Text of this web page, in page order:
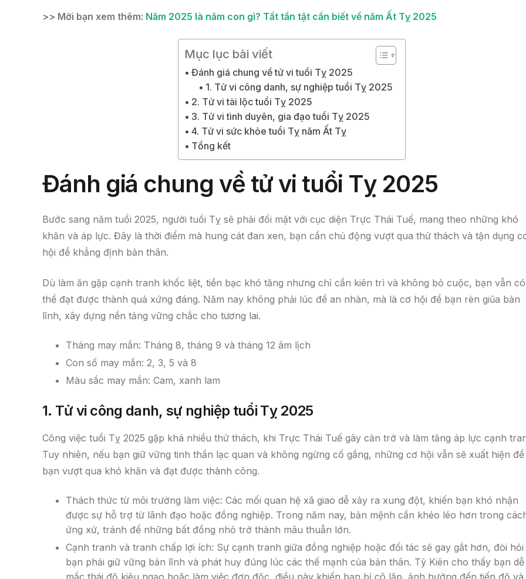
b
>> Mời bạn xem thêm: Năm 2025 là năm con gì? Tất tần tật cần biết về năm Ất Tỵ 2025
Mục lục bài viết
Đánh giá chung về tử vi tuổi Tỵ 2025
1. Tử vi công danh, sự nghiệp tuổi Tỵ 2025
2. Tử vi tài lộc tuổi Tỵ 2025
3. Tử vi tình duyên, gia đạo tuổi Tỵ 2025
4. Tử vi sức khỏe tuổi Tỵ năm Ất Tỵ
Tổng kết
Đánh giá chung về tử vi tuổi Tỵ 2025
Bước sang năm tuổi 2025, người tuổi Tỵ sẽ phải đối mặt với cục diện Trực Thái Tuế, mang theo những khó
khăn và áp lực. Đây là thời điểm mà hung cát đan xen, bạn cần chủ động vượt qua thử thách và tận dụng
hội để khẳng định bản thân.
Dù làm ăn gặp cạnh tranh khốc liệt, tiền bạc khó tăng nhưng chỉ cần kiên trì và không bỏ cuộc, bạn vẫn có
thể đạt được thành quả xứng đáng. Năm nay không phải lúc để an nhàn, mà là cơ hội để bạn rèn giũa bản
lĩnh, xây dựng nền tảng vững chắc cho tương lai.
Tháng may mắn: Tháng 8, tháng 9 và tháng 12 âm lịch
Con số may mắn: 2, 3, 5 và 8
Màu sắc may mắn: Cam, xanh lam
1. Tử vi công danh, sự nghiệp tuổi Tỵ 2025
Công việc tuổi Tỵ 2025 gặp khá nhiều thử thách, khi Trực Thái Tuế gây cản trở và làm tăng áp lực cạnh
Tuy nhiên, nếu bạn giữ vững tinh thần lạc quan và không ngừng cố gắng, những cơ hội vẫn sẽ xuất hiện để
bạn vượt qua khó khăn và đạt được thành công.
Thách thức từ môi trường làm việc: Các mối quan hệ xã giao dễ xảy ra xung đột, khiến bạn khó nhận
được sự hỗ trợ từ lãnh đạo hoặc đồng nghiệp. Trong năm nay, bản mệnh cần khéo léo hơn trong
ứng xử, tránh để những bất đồng nhỏ trở thành mâu thuẫn lớn.
Cạnh tranh và tranh chấp lợi ích: Sự cạnh tranh giữa đồng nghiệp hoặc đối tác sẽ gay gắt hơn, đòi hỏi
bạn phải giữ vững bản lĩnh và phát huy đúng lúc các thế mạnh của bản thân. Tỷ Kiên cho thấy bạn dễ
mắc thái độ kiêu ngạo hoặc làm việc đơn độc, điều này khiến bạn bị cô lập, ảnh hưởng đến tiến độ và